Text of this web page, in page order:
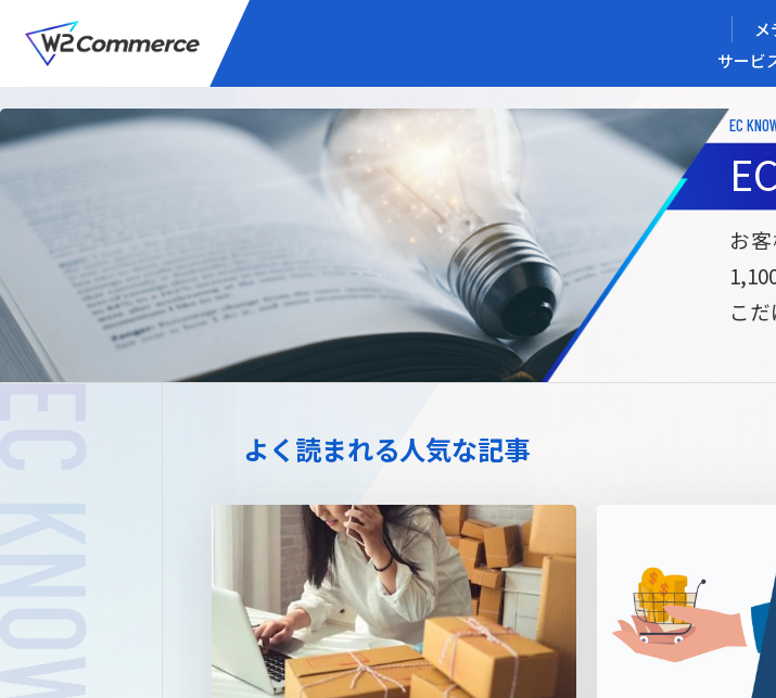
サービ
メディアコマース
サービス
BtoC向けECサイト構築
W2Commerce
Unified
サブスク/定期通販
拡張プラグイン一覧 AIカスタ
メディアコマースとは 選ば
EC
お
こ
よく読まれる人気な記事